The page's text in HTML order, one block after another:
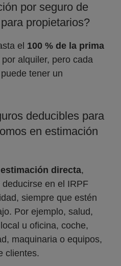
por seguro de
propietarios?
el 100 % de la prima
alquiler, pero cada
tener un
deducibles para
en estimación
directa,
en el IRPF
siempre que estén
Por ejemplo, salud,
u oficina, coche,
maquinaria o equipos,
clientes.